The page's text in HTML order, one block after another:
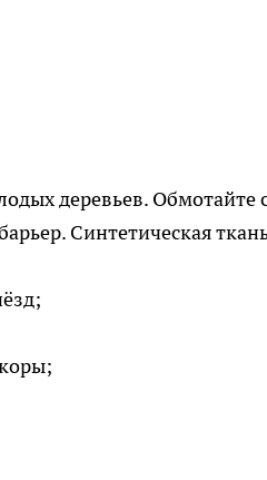
деревьев. Обмотайте
Синтетическая